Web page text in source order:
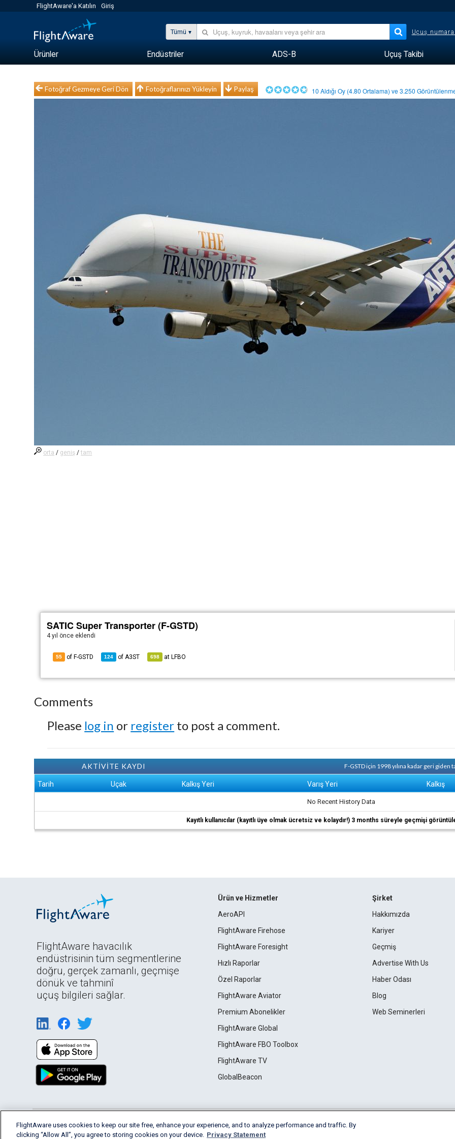
FlightAware'a Katılın Giriş
Tümü Uçuş
Ürünler Endüstriler ADS-B Uçuş Takibi
Fotoğraf Gezmeye Geri Dön Fotoğraflarınızı Yükleyin Paylaş 10 Aldığı Oy (4.80 Ortalama) ve3.250
orta / geniş /tam
SATIC Super Transporter (F-GSTD)
4 yıl önce eklendi
55 of F-GSTD 124 ofA3ST 698 at LFBO
Comments
Please log in or register to post a comment.
AKTİVİTE KAYDI F-GSTD için 1998 yılına kadar geri
Tarih Uçak Kalkış Yeri Varış Yeri Kalkış
No Recent History Data
Kayıtlı kullanıcılar (kayıtlı üye olmak ücretsiz ve kolaydır!) 3 months süreyle geçmişi
FlightAware havacılık
endüstrisinin tüm segmentlerine
doğru, gerçek zamanlı, geçmişe
dönük ve tahminî
uçuş bilgileri sağlar.
Ürün ve Hizmetler
AeroAPI
FlightAware Firehose
FlightAware Foresight
Hızlı Raporlar
Özel Raporlar
FlightAware Aviator
Premium Abonelikler
FlightAware Global
FlightAware FBO Toolbox
FlightAware TV
GlobalBeacon
Şirket
Hakkımızda
Kariyer
Geçmiş
Advertise With Us
Haber Odası
Blog
Web Seminerleri
English (USA) 2026 FlightAware Terms of Use Privacy Cookie Settings
FlightAware uses cookies to keep our site free, enhance your experience, and to analyze performance and traffic. By
clicking “Allow All”, you agree to storing cookies on your device. Privacy Statement